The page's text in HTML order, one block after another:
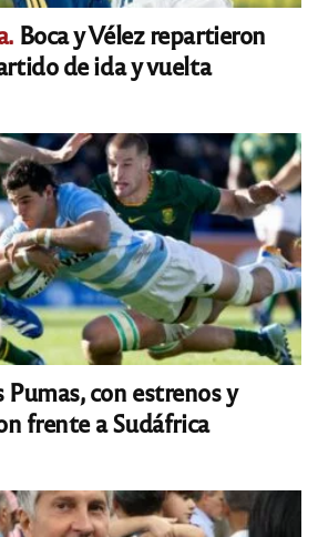
Boca y Vélez repartieron
de ida y vuelta
Pumas, con estrenos y
frente a Sudáfrica